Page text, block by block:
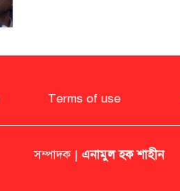
Terms of use
সম্পাদক | এনামুল হক শাহীন